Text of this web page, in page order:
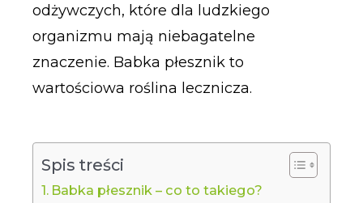
odżywczych, które dla ludzkiego
organizmu mają niebagatelne
znaczenie. Babka płesznik to
wartościowa roślina lecznicza.
Spis treści
Babka płesznik – co to takiego?